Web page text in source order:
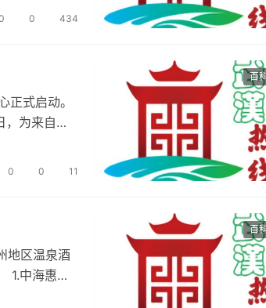
0 434
百
式启动。
为来自全
0 0 11
百
地区温泉酒
1.中海惠州